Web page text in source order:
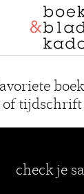
of tijdschrift
check je